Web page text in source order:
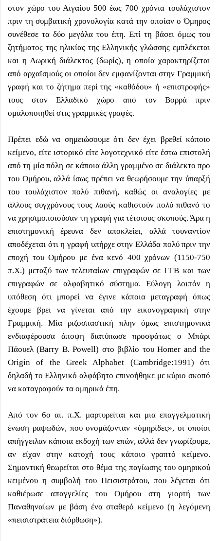
στον χώρο του Αιγαίου 500 έως 700 χρόνια τουλάχιστον
πριν τη συμβατική χρονολογία κατά την οποίαν ο Όμηρος
συνέθεσε τα δύο μεγάλα του έπη. Επί τη βάσει όμως του
ζητήματος της ηλικίας της Ελληνικής γλώσσης εμπλέκεται
και η Δωρική διάλεκτος (δωρίς), η οποία χαρακτηρίζεται
από αρχαϊσμούς οι οποίοι δεν εμφανίζονται στην Γραμμική
γραφή και το ζήτημα περί της «καθόδου» ή «επιστροφής»
τους στον Ελλαδικό χώρο από τον Βορρά πριν
ομαλοποιηθεί στις γραμμικές γραφές.
Πρέπει εδώ να σημειώσουμε ότι δεν έχει βρεθεί κάποιο
κείμενο, είτε ιστορικό είτε λογοτεχνικό είτε έστω επιστολή
από τη μία πόλη σε κάποια άλλη γραμμένο σε διάλεκτο προ
του Ομήρου, αλλά ίσως πρέπει να θεωρήσουμε την ύπαρξή
του τουλάχιστον πολύ πιθανή, καθώς οι αναλογίες με
άλλους συγχρόνους τους λαούς καθιστούν πολύ πιθανό το
να χρησιμοποιούσαν τη γραφή για τέτοιους σκοπούς. Άρα η
επιστημονική έρευνα δεν αποκλείει, αλλά τουναντίον
αποδέχεται ότι η γραφή υπήρχε στην Ελλάδα πολύ πριν την
εποχή του Ομήρου με ένα κενό 400 χρόνων (1150-750
π.Χ.) μεταξύ των τελευταίων επιγραφών σε ΓΓΒ και των
επιγραφών σε αλφαβητικό σύστημα. Εύλογη λοιπόν η
υπόθεση ότι μπορεί να έγινε κάποια μεταγραφή όπως
έχουμε βρει να γίνεται από την εικονογραφική στην
Γραμμική. Μία ριζοσπαστική πλην όμως επιστημονικά
ενδιαφέρουσα άποψη διατύπωσε προσφάτως ο Μπάρι
Πάουελ (Barry B. Powell) στο βιβλίο του Homer and the
Origin of the Greek Alphabet (Cambridge:1991) ότι
δηλαδή το Ελληνικό αλφάβητο επινοήθηκε με κύριο σκοπό
να καταγραφούν τα ομηρικά έπη.
Από τον 6ο αι. π.Χ. μαρτυρείται και μια επαγγελματική
ένωση ραψωδών, που ονομάζονταν «ὁμηρίδες», οι οποίοι
απήγγειλαν κάποια εκδοχή των επών, αλλά δεν γνωρίζουμε,
αν είχαν στην κατοχή τους κάποιο γραπτό κείμενο.
Σημαντική θεωρείται στο θέμα της παγίωσης του ομηρικού
κειμένου η συμβολή του Πεισιστράτου, που λέγεται ότι
καθιέρωσε απαγγελίες του Ομήρου στη γιορτή των
Παναθηναίων με βάση ένα σταθερό κείμενο (η λεγόμενη
«πεισιστράτεια διόρθωση»).